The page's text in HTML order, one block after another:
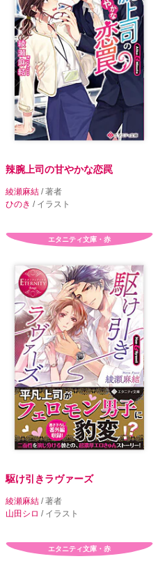
辣腕上司の甘やかな恋罠
綾瀬麻結 / 著者
ひのき / イラスト
エタニティ文庫・赤
駆け引きラヴァーズ
綾瀬麻結 / 著者
山田シロ / イラスト
エタニティ文庫・赤